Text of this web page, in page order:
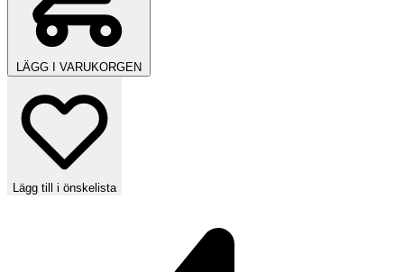
LÄGG I VARUKORGEN
Lägg till i önskelista